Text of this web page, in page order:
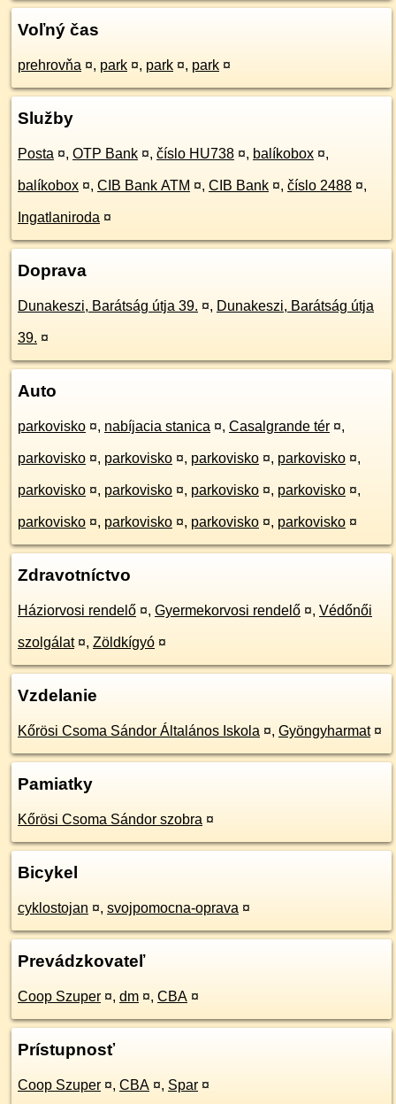
Voľný čas
prehrovňa ¤, park ¤, park ¤, park ¤
Služby
Posta ¤, OTP Bank ¤, číslo HU738 ¤, balíkobox ¤,
balíkobox ¤, CIB Bank ATM ¤, CIB Bank ¤, číslo 2488 ¤,
Ingatlaniroda ¤
Doprava
Dunakeszi, Barátság útja 39. ¤, Dunakeszi, Barátság útja
39. ¤
Auto
parkovisko ¤, nabíjacia stanica ¤, Casalgrande tér ¤,
parkovisko ¤, parkovisko ¤, parkovisko ¤, parkovisko ¤,
parkovisko ¤, parkovisko ¤, parkovisko ¤, parkovisko ¤,
parkovisko ¤, parkovisko ¤, parkovisko ¤, parkovisko ¤
Zdravotníctvo
Háziorvosi rendelő ¤, Gyermekorvosi rendelő ¤, Védőnői
szolgálat ¤, Zöldkígyó ¤
Vzdelanie
Kőrösi Csoma Sándor Általános Iskola ¤, Gyöngyharmat ¤
Pamiatky
Kőrösi Csoma Sándor szobra ¤
Bicykel
cyklostojan ¤, svojpomocna-oprava ¤
Prevádzkovateľ
Coop Szuper ¤, dm ¤, CBA ¤
Prístupnosť
Coop Szuper ¤, CBA ¤, Spar ¤